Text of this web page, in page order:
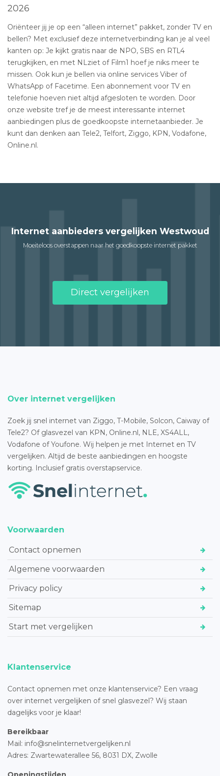
2026
Oriënteer jij je op een “alleen internet” pakket, zonder TV en
bellen? Met exclusief deze internetverbinding kan je al veel
kanten op: Je kijkt gratis naar de NPO, SBS en RTL4
terugkijken, en met NLziet of Film1 hoef je niks meer te
missen. Ook kun je bellen via online services Viber of
WhatsApp of Facetime. Een abonnement voor TV en
telefonie hoeven niet altijd afgesloten te worden. Door
onze website tref je de meest interessante internet
aanbiedingen plus de goedkoopste internetaanbieder. Je
kunt dan denken aan Tele2, Telfort, Ziggo, KPN, Vodafone,
Online.nl.
Internet aanbieders vergelijken Westwoud
Moeiteloos overstappen naar het goedkoopste internet pakket
Direct vergelijken
Over internet vergelijken
Zoek jij snel internet van Ziggo, T-Mobile, Solcon, Caiway of
Tele2? Of glasvezel van KPN, Online.nl, NLE, XS4ALL,
Vodafone of Youfone. Wij helpen je met Internet en TV
vergelijken. Altijd de beste aanbiedingen en hoogste
korting. Inclusief gratis overstapservice.
Voorwaarden
Contact opnemen
Algemene voorwaarden
Privacy policy
Sitemap
Start met vergelijken
Klantenservice
Contact opnemen met onze klantenservice? Een vraag
over internet vergelijken of snel glasvezel? Wij staan
dagelijks voor je klaar!
Bereikbaar
Mail: info@snelinternetvergelijken.nl
Adres: Zwartewaterallee 56, 8031 DX, Zwolle